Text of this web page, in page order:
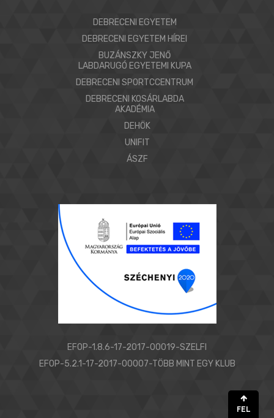
DEBRECENI EGYETEM
DEBRECENI EGYETEM HÍREI
BUZÁNSZKY JENŐ
LABDARUGÓ EGYETEMI KUPA
DEBRECENI SPORTCCENTRUM
DEBRECENI KOSÁRLABDA
AKADÉMIA
DEHÖK
UNIFIT
ÁSZF
EFOP-1.8.6-17-2017-00019-SZELFI
EFOP-5.2.1-17-2017-00007-TÖBB MINT EGY KLUB
FEL